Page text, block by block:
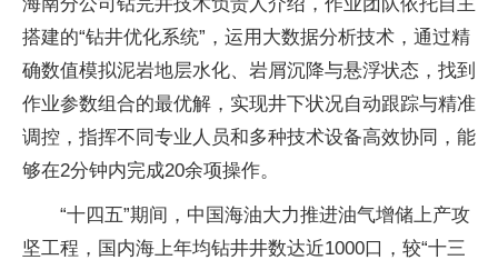
搭建的“钻井优化系统”，运用大数据分析技术，通过精
确数值模拟泥岩地层水化、岩屑沉降与悬浮状态，找到
作业参数组合的最优解，实现井下状况自动跟踪与精准
调控，指挥不同专业人员和多种技术设备高效协同，能
够在2分钟内完成20余项操作。
“十四五”期间，中国海油大力推进油气增储上产攻
坚工程，国内海上年均钻井井数达近1000口，较“十三